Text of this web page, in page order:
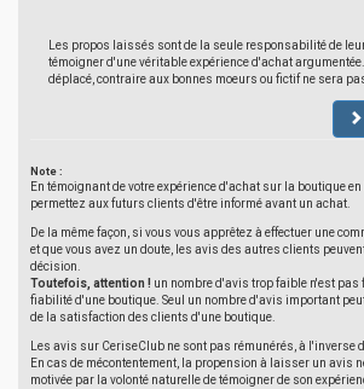
Les propos laissés sont de la seule responsabilité de
témoigner d'une véritable expérience d'achat
déplacé, contraire aux bonnes moeurs ou fictif ne sera
Note :
En témoignant de votre expérience d'achat sur la boutique
permettez aux futurs clients d'être informé avant un achat.
De la même façon, si vous vous apprêtez à effectuer une
et que vous avez un doute, les avis des autres clients
décision.
Toutefois, attention ! un nombre d'avis trop faible n'est pas
fiabilité d'une boutique. Seul un nombre d'avis important
de la satisfaction des clients d'une boutique.
Les avis sur CeriseClub ne sont pas rémunérés, à l'inverse
En cas de mécontentement, la propension à laisser un avis
motivée par la volonté naturelle de témoigner de son